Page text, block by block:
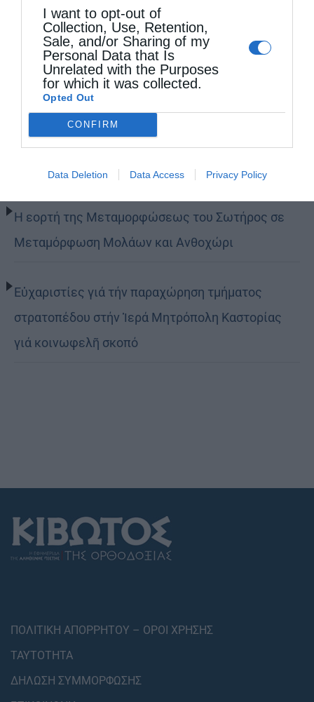
I want to opt-out of
Collection, Use, Retention,
Sale, and/or Sharing of my
Personal Data that Is
Unrelated with the Purposes
for which it was collected.
Opted Out
CONFIRM
Data Deletion Data Access Privacy Policy
πυρκαγιών
Η “Κιβωτός της Ορθοδοξίας” σε όλα τα περίπτερα
Δημητριάδος Ιγνάτιος: «Η Παναγία μας δείχνει
τον δρόμο της ταπείνωσης και της σιωπής»
Η εορτή της Μεταμορφώσεως του Σωτήρος σε
Μεταμόρφωση Μολάων και Ανθοχώρι
Εὐχαριστίες γιά τήν παραχώρηση τμήματος
στρατοπέδου στήν Ἱερά Μητρόπολη Καστορίας
γιά κοινωφελῆ σκοπό
ΠΟΛΙΤΙΚΗ ΑΠΟΡΡΗΤΟΥ – ΟΡΟΙ ΧΡΗΣΗΣ
ΤΑΥΤΟΤΗΤΑ
ΔΗΛΩΣΗ ΣΥΜΜΟΡΦΩΣΗΣ